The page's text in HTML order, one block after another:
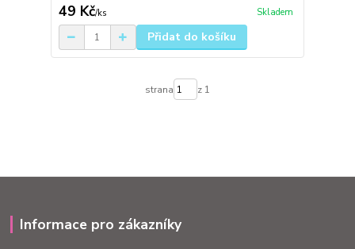
49 Kč/ks Skladem
Přidat do košíku
strana z 1
Informace pro zákazníky